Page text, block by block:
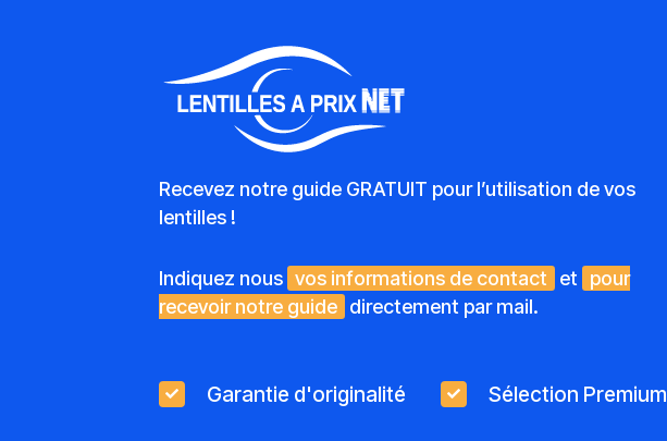
Recevez notre guide GRATUIT pour l’utilisation de vos
lentilles !
Indiquez nous vos informations de contact et
pour
recevoir notre guide directement par mail.
Garantie d'originalité Sélection Premium